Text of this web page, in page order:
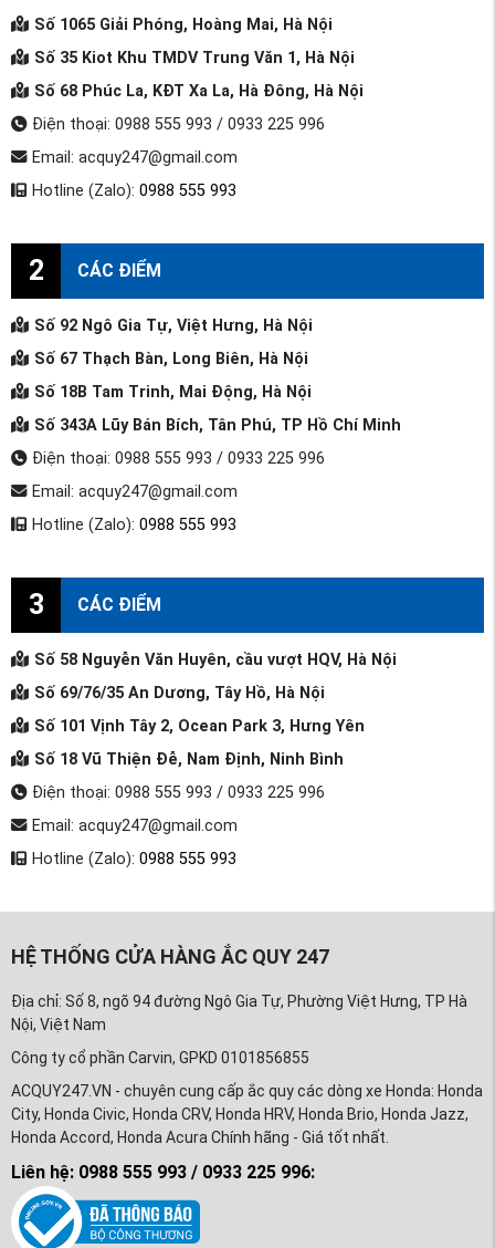
Số 1065 Giải Phóng, Hoàng Mai, Hà Nội
Số 35 Kiot Khu TMDV Trung Văn 1, Hà Nội
Số 68 Phúc La, KĐT Xa La, Hà Đông, Hà Nội
Điện thoại: 0988 555 993 / 0933 225 996
Email: acquy247@gmail.com
Hotline (Zalo): 0988 555 993
2 CÁC ĐIỂM
Số 92 Ngô Gia Tự, Việt Hưng, Hà Nội
Số 67 Thạch Bàn, Long Biên, Hà Nội
Số 18B Tam Trinh, Mai Động, Hà Nội
Số 343A Lũy Bán Bích, Tân Phú, TP Hồ Chí Minh
Điện thoại: 0988 555 993 / 0933 225 996
Email: acquy247@gmail.com
Hotline (Zalo): 0988 555 993
3 CÁC ĐIỂM
Số 58 Nguyễn Văn Huyên, cầu vượt HQV, Hà Nội
Số 69/76/35 An Dương, Tây Hồ, Hà Nội
Số 101 Vịnh Tây 2, Ocean Park 3, Hưng Yên
Số 18 Vũ Thiện Đễ, Nam Định, Ninh Bình
Điện thoại: 0988 555 993 / 0933 225 996
Email: acquy247@gmail.com
Hotline (Zalo): 0988 555 993
HỆ THỐNG CỬA HÀNG ẮC QUY 247
Địa chỉ: Số 8, ngõ 94 đường Ngô Gia Tự, Phường Việt Hưng, TP Hà
Nội, Việt Nam
Công ty cổ phần Carvin, GPKD 0101856855
ACQUY247.VN - chuyên cung cấp ắc quy các dòng xe Honda: Honda
City, Honda Civic, Honda CRV, Honda HRV, Honda Brio, Honda Jazz,
Honda Accord, Honda Acura Chính hãng - Giá tốt nhất.
Liên hệ: 0988 555 993 / 0933 225 996: